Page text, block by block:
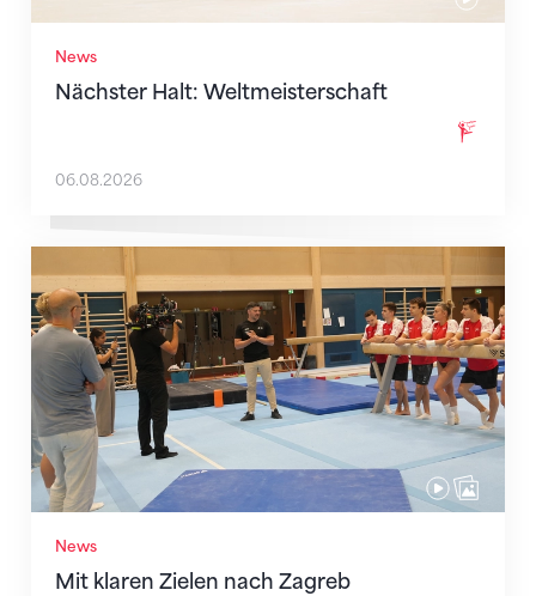
News
Nächster Halt: Weltmeisterschaft
06.08.2026
News
Mit klaren Zielen nach Zagreb
Mit klaren Zielen nach Zagreb